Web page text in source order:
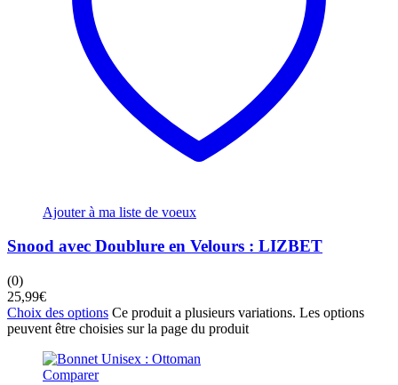
Ajouter à ma liste de voeux
Snood avec Doublure en Velours : LIZBET
(0)
25,99€
Choix des options Ce produit a plusieurs variations. Les options
peuvent être choisies sur la page du produit
Comparer